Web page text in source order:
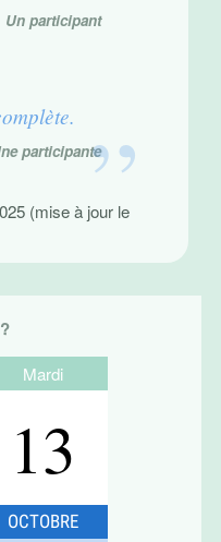
Un participant
participante
(mise à jour le
Mardi
13
OCTOBRE